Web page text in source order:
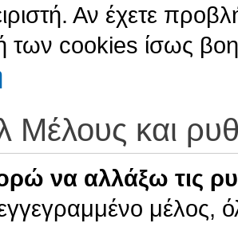
Αν έχετε
των cookies ίσως
Μέλους και
να αλλάξω τις
μέλος,